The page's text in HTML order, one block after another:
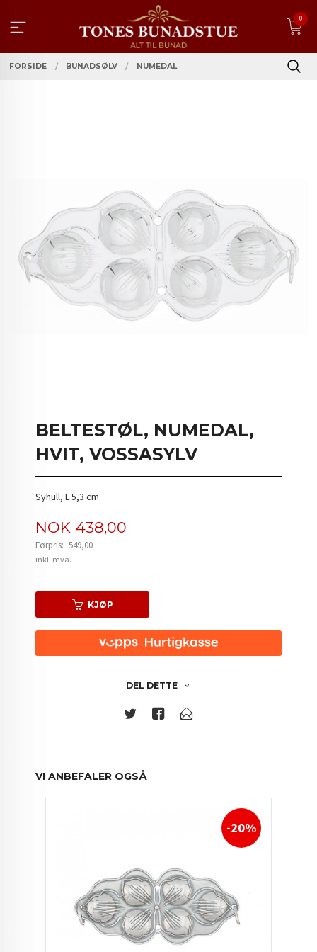
innholdet
0
FORSIDE BUNADSØLV NUMEDAL
BELTESTØL, NUMEDAL,
HVIT, VOSSASYLV
Syhull, L 5,3 cm
Tilbud
NOK 438,00
Førpris: 549,00
Rabatt
inkl. mva.
KJØP
DEL DETTE
VI ANBEFALER OGSÅ
-20%